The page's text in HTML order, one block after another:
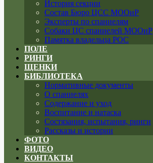
История секции
Состав Бюро ЦСС МООиР
Эксперты по спаниелям
Собаки ЦС спаниелей МООиР
Памятка владельца РОС
ПОЛЕ
РИНГИ
ЩЕНКИ
БИБЛИОТЕКА
Нормативные документы
О спаниелях
Содержание и уход
Воспитание и натаска
Состязания, испытания, ринги
Рассказы и истории
ФОТО
ВИДЕО
КОНТАКТЫ